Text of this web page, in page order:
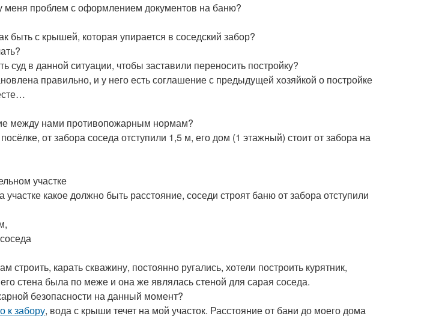
меня проблем с оформлением документов на баню?
быть с крышей, которая упирается в соседский забор?
суд в данной ситуации, чтобы заставили переносить постройку?
правильно, и у него есть соглашение с предыдущей хозяйкой о постройке
между нами противопожарным нормам?
от забора соседа отступили 1,5 м, его дом (1 этажный) стоит от забора на
участке
какое должно быть расстояние, соседи строят баню от забора отступили
строить, карать скважину, постоянно ругались, хотели построить курятник,
стена была по меже и она же являлась стеной для сарая соседа.
безопасности на данный момент?
к забору, вода с крыши течет на мой участок. Расстояние от бани до моего дома